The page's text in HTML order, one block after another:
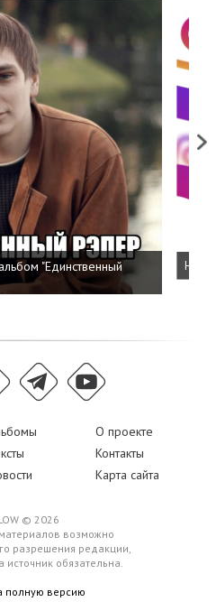
"Единственный
Next
О проекте
Контакты
Карта сайта
© 2026
возможно
разрешения редакции,
источник обязательна.
полную версию